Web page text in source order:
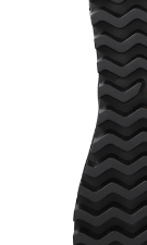
#NEW
#路地裏て
#GH 銘品の
#ととけん
#LIFESTYLE